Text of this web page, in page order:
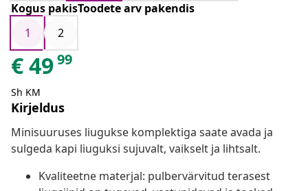
Kogus pakisToodete arv pakendis
1
2
€4999
Sh KM
Kirjeldus
Minisuuruses liugukse komplektiga saate avada ja
sulgeda kapi liuguksi sujuvalt, vaikselt ja lihtsalt.
Kvaliteetne materjal: pulbervärvitud terasest